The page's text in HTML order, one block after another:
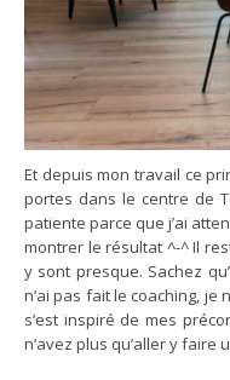
Et depuis mon travail ce
portes dans le centre de
patiente parce que j’ai
montrer le résultat ^-^ Il
y sont presque. Sachez
n’ai pas fait le coaching, je
s’est inspiré de mes
n’avez plus qu’aller y faire